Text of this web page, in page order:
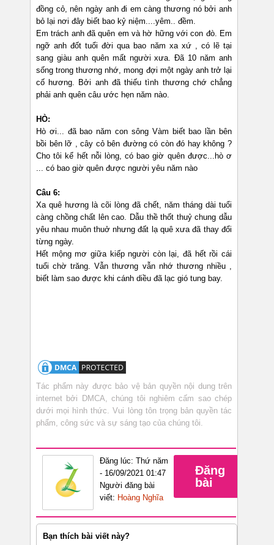
đồng cỏ, nên ngày anh đi em càng thương nó bởi anh
bỏ lại nơi đây biết bao kỷ niệm....yêm.. đềm.
Em trách anh đã quên em và hờ hững với con đò. Em
ngỡ anh đốt tuổi đời qua bao năm xa xứ , có lẽ tại
sang giàu anh quên mất người xưa. Đã 10 năm anh
sống trong thương nhớ, mong đợi một ngày anh trở lại
cố hương. Bởi anh đã thiếu tình thương chớ chẳng
phải anh quên câu ước hẹn năm nào.
HÒ:
Hò ơi... đã bao năm con sông Vàm biết bao lần bên
bồi bên lỡ , cây cỏ bên đường có còn đó hay không ?
Cho tôi kể hết nỗi lòng, có bao giờ quên được...hò ơ
... có bao giờ quên được người yêu năm nào
Câu 6:
Xa quê hương là cõi lòng đã chết, năm tháng dài tuổi
càng chồng chất lên cao. Dẫu thề thốt thuỷ chung dẫu
yêu nhau muôn thuở nhưng đất lạ quê xưa đã thay đổi
từng ngày.
Hết mộng mơ giữa kiếp người còn lại, đã hết rồi cái
tuổi chờ trăng. Vẫn thương vẫn nhớ thương nhiều ,
biết làm sao được khi cánh diều đã lạc gió tung bay.
Tác phẩm này được bảo vệ bản quyền nội dung trên
internet bởi DMCA, chúng tôi nghiêm cấm sao chép
dưới mọi hình thức. Vui lòng tôn trọng bản quyền tác
phẩm, công sức và sự sáng tạo của chúng tôi.
Đăng lúc: Thứ năm
- 16/09/2021 01:47
Người đăng bài
viết: Hoàng Nghĩa
Đăng
bài
Bạn thích bài viết này?